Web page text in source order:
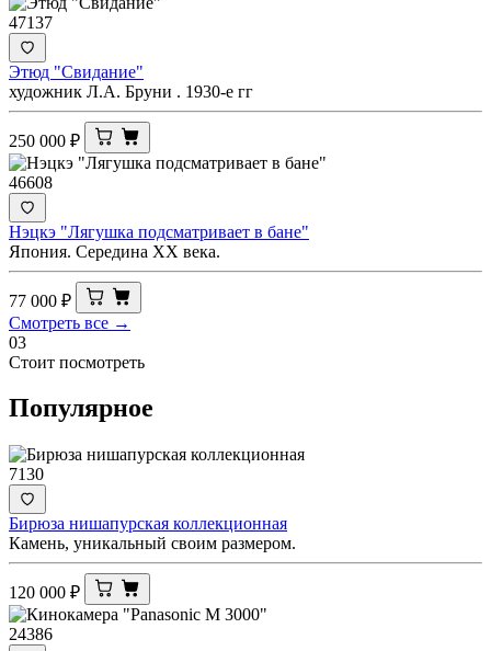
47137
Этюд "Свидание"
художник Л.А. Бруни . 1930-е гг
250 000 ₽
46608
Нэцкэ "Лягушка подсматривает в бане"
Япония. Середина XX века.
77 000 ₽
Смотреть все →
03
Стоит посмотреть
Популярное
7130
Бирюза нишапурская коллекционная
Камень, уникальный своим размером.
120 000 ₽
24386